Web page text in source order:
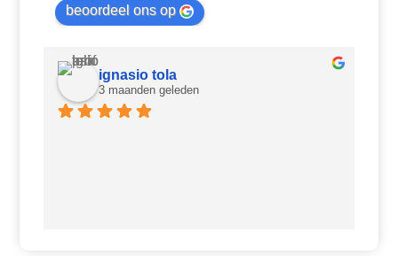
beoordeel ons op
ignasio tola
3 maanden geleden